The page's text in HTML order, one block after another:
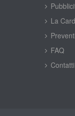
La Card
FAQ
Contatti